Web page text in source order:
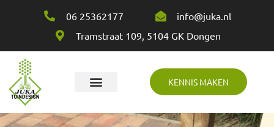
06 25362177
info@juka.nl
Tramstraat 109, 5104 GK Dongen
KENNIS MAKEN